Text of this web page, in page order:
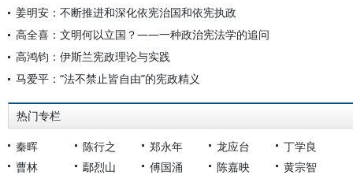
姜明安：不断推进和深化依宪治国和依宪执政
高全喜：文明何以立国？——一种政治宪法学的追问
高鸿钧：伊斯兰宪政理论与实践
马爱平：“法不禁止皆自由”的宪政精义
热门专栏
秦晖 陈行之 郑永年 龙应台
丁学良
曹林
鄢烈山 傅国涌 陈嘉映
黄宗智